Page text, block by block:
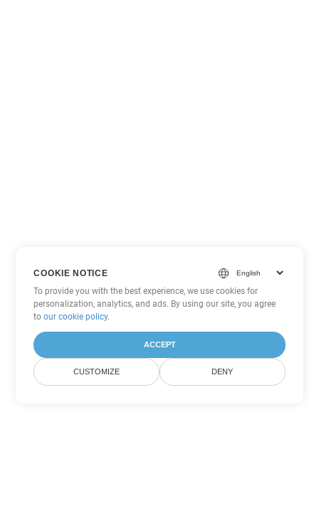
COOKIE NOTICE
To provide you with the best experience, we use cookies for
personalization, analytics, and ads. By using our site, you agree
toour cookie policy.
ACCEPT
CUSTOMIZE DENY